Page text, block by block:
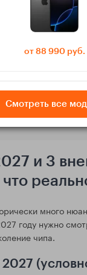
по себе факт
ничего
видеоядро и
и 3
много
году нужно
чипа.
от 88 990 руб.
Смотреть все